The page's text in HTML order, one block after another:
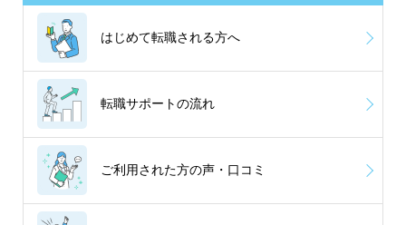
はじめて転職される方へ
転職サポートの流れ
ご利用された方の声・口コミ